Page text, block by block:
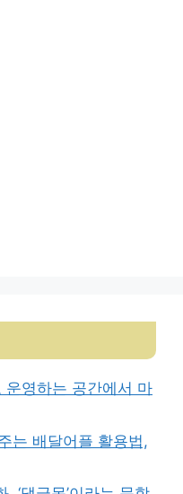
운영하는 공간에서 마
는 배달어플 활용법,